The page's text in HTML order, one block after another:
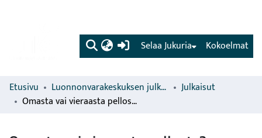
(current) Kokoelmat
Selaa Jukuria
Etusivu Luonnonvarakeskuksen julkaisut
Julkaisut
Omasta vai vieraasta pellosta?